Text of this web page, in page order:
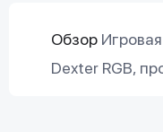
Обзор
Dexter RGB,